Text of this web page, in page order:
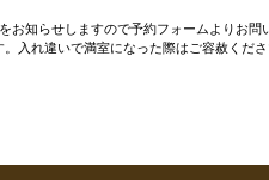
知らせしますので予約フォームよりお問
入れ違いで満室になった際はご容赦くださ